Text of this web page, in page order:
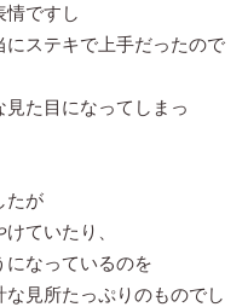
情ですし
ステキで上手だったので
た目になってしまっ
たが
ていたり、
になっているのを
見所たっぷりのものでし